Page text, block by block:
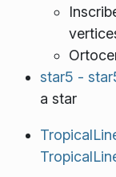
star5 -
a star